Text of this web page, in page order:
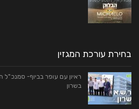
בחירת עורכת המגזין
ראיון עם עופר בביוף- סמנכ"ל
בשרון